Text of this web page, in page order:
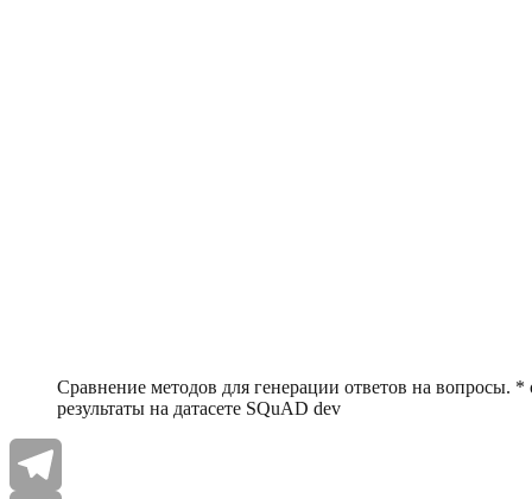
Сравнение методов для генерации ответов на вопросы. *
результаты на датасете SQuAD dev